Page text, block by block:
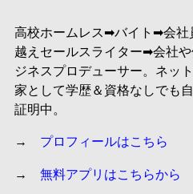
高校ホームレス➡︎バイト➡︎会
越えセールスライター➡︎会社
ジネスプロデューサー。ネッ
家として学歴＆資格なしでも
証明中。
→ プロフィールはこちら
→ 無料アプリはこちらから